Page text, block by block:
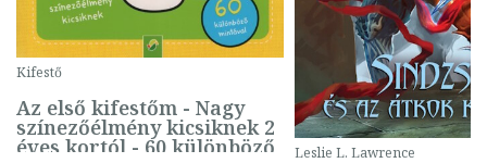
Kifestő
Az első kifestőm - Nagy
színezőélmény kicsiknek 2
éves kortól - 60 különböző Leslie L. Lawrence